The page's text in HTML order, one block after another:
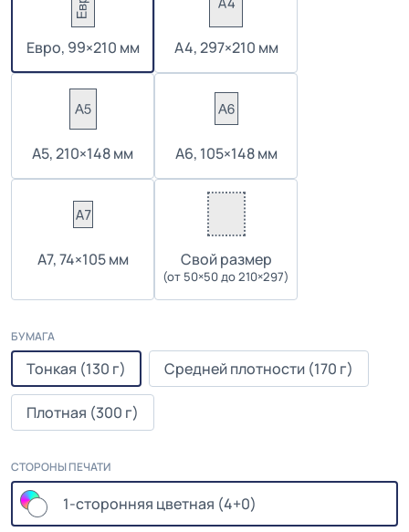
Евро, 99×210 мм А4, 297×210 мм
А5, 210×148 мм А6, 105×148 мм
А7, 74×105 мм Cвой размер
(от 50×50 до 210×297)
БУМАГА
Тонкая (130 г) Средней плотности (170 г)
Плотная (300 г)
СТОРОНЫ ПЕЧАТИ
1-сторонняя цветная (4+0)